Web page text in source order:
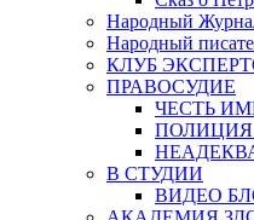
Народный
Народный
КЛУБ
ПРАВОСУДИЕ
ЧЕСТЬ
ПОЛИЦИЯ
В СТУДИИ
ВИДЕО